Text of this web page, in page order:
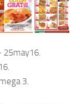
25may16.
3.